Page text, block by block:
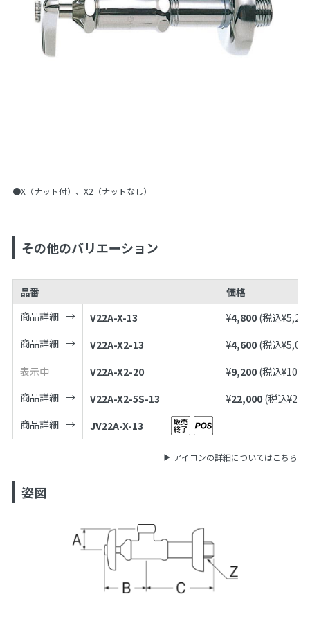
●X（ナット付）、X2（ナットなし）
その他のバリエーション
品番
価格
商品詳細
V22A-X-13 ¥4,800 (税込¥
商品詳細
V22A-X2-13 ¥4,600 (税込¥
表示中
V22A-X2-20 ¥9,200 (税込¥
商品詳細
V22A-X2-5S-13 ¥22,000 (税込¥
商品詳細
JV22A-X-13
アイコンの詳細についてはこちら
姿図